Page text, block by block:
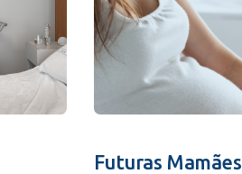
Futuras Mamães